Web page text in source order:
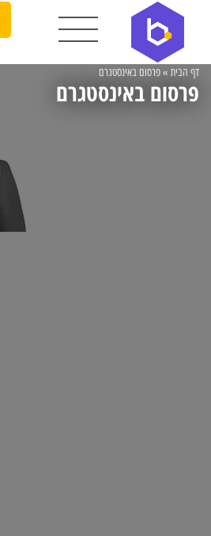
דף הבית »פרסום באינסטגרם
פרסום באינסטגרם